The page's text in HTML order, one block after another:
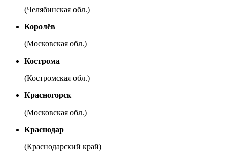
(Челябинская обл.)
Королёв
(Московская обл.)
Кострома
(Костромская обл.)
Красногорск
(Московская обл.)
Краснодар
(Краснодарский край)